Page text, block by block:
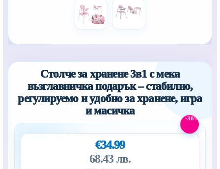
Столче за хранене 3в1 с мека
възглавничка подарък – стабилно,
регулируемо и удобно за хранене, игра
и масичка
-36%
€34.99
68.43 лв.